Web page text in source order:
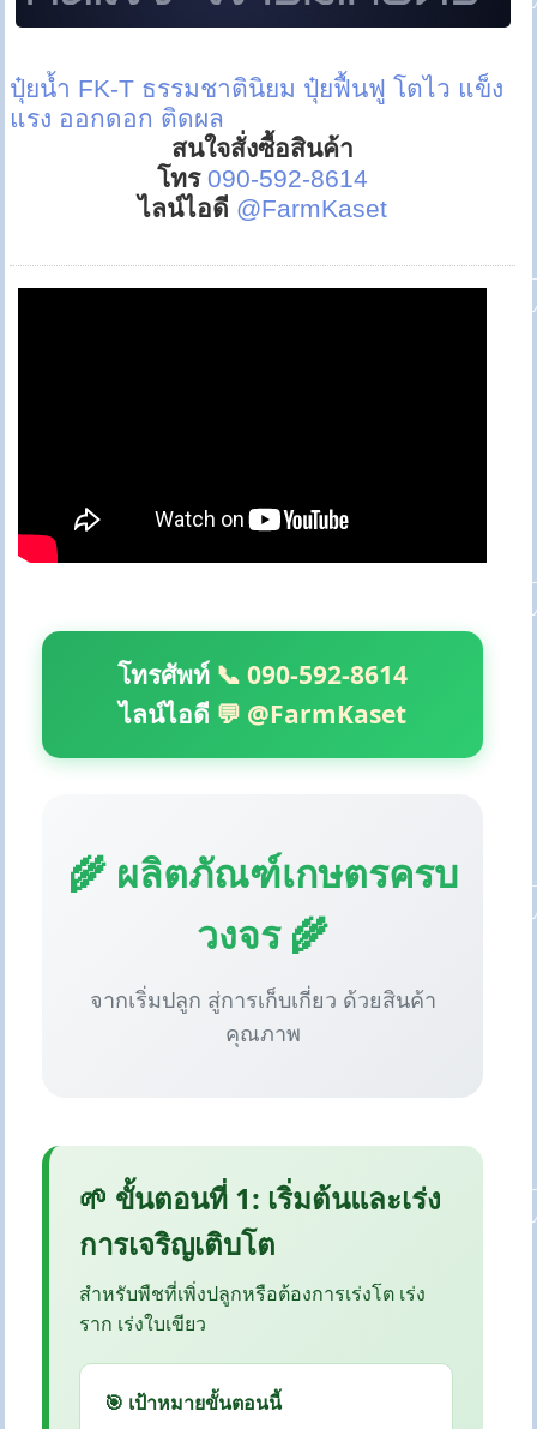
ปุ๋ยน้ำ FK-T ธรรมชาตินิยม ปุ๋ยฟื้นฟู โตไว แข็ง
แรง ออกดอก ติดผล
สนใจสั่งซื้อสินค้า
โทร 090-592-8614
ไลน์ไอดี @FarmKaset
โทรศัพท์ 📞 090-592-8614
ไลน์ไอดี 💬 @FarmKaset
🌾 ผลิตภัณฑ์เกษตรครบ
วงจร 🌾
จากเริ่มปลูก สู่การเก็บเกี่ยว ด้วยสินค้า
คุณภาพ
🌱 ขั้นตอนที่ 1: เริ่มต้นและเร่ง
การเจริญเติบโต
สำหรับพืชที่เพิ่งปลูกหรือต้องการเร่งโต เร่ง
ราก เร่งใบเขียว
🎯 เป้าหมายขั้นตอนนี้